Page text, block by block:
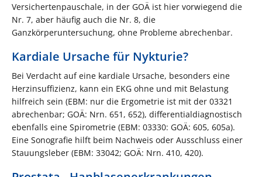
Versichertenpauschale, in der GOÄ ist hier vorwiegend die
Nr. 7, aber häufig auch die Nr. 8, die
Ganzkörperuntersuchung, ohne Probleme abrechenbar.
Kardiale Ursache für Nykturie?
Bei Verdacht auf eine kardiale Ursache, besonders eine
Herzinsuffizienz, kann ein EKG ohne und mit Belastung
hilfreich sein (EBM: nur die Ergometrie ist mit der 03321
abrechenbar; GOÄ: Nrn. 651, 652), differentialdiagnostisch
ebenfalls eine Spirometrie (EBM: 03330: GOÄ: 605, 605a).
Eine Sonografie hilft beim Nachweis oder Ausschluss einer
Stauungsleber (EBM: 33042; GOÄ: Nrn. 410, 420).